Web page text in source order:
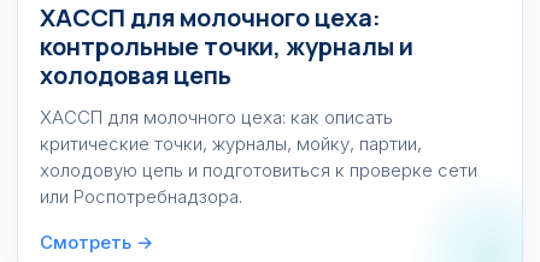
ХАССП для молочного цеха:
контрольные точки, журналы и
холодовая цепь
ХАССП для молочного цеха: как описать
критические точки, журналы, мойку, партии,
холодовую цепь и подготовиться к проверке сети
или Роспотребнадзора.
Смотреть →